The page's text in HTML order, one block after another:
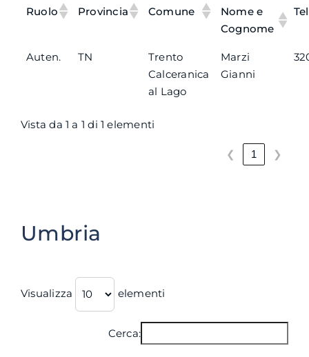
Ruolo Provincia Comune
Nome e
Cognome
Auten. TN
Trento
Calceranica
al Lago
Marzi
Gianni
Vista da 1 a 1 di 1 elementi
❮ 1 ❯
Umbria
Visualizza elementi
Cerca: